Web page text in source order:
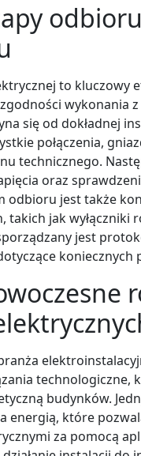
to kluczowy
wykonania
się od dokładnej
połączenia,
technicznego.
oraz
odbioru jest także
takich jak wyłączniki
jest
koniecznych
budynków.
energią, które
za pomocą